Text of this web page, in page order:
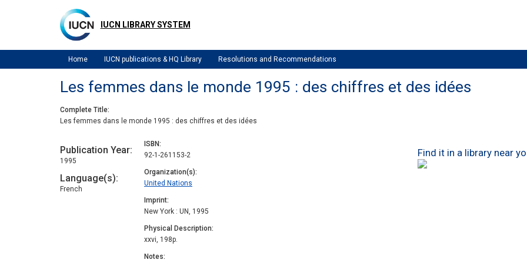
IUCN LIBRARY SYSTEM
Home IUCN publications & HQ Library Resolutions and Recommendations
Les femmes dans le monde 1995 : des chiffres et des idées
Complete Title
Les femmes dans le monde 1995 : des chiffres et des idées
Publication Year
1995
Language(s)
French
ISBN
92-1-261153-2
Organization(s)
United Nations
Imprint
New York : UN, 1995
Physical Description
xxvi, 198p.
Notes
Find it in a library near